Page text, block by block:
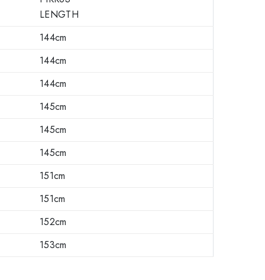
LENGTH
144cm
144cm
144cm
145cm
145cm
145cm
151cm
151cm
152cm
153cm